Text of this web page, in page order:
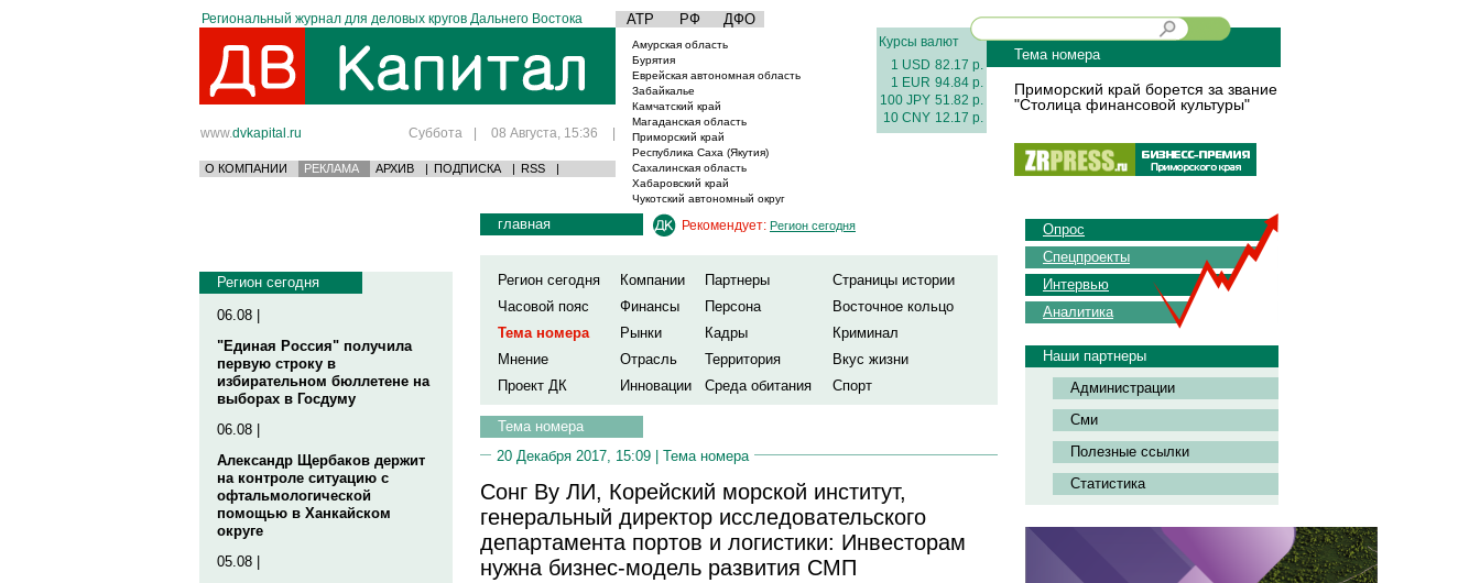
Региональный журнал для деловых кругов Дальнего Востока АТР РФ ДФО
www.dvkapital.ru Суббота | 08 Августа, 15:36 |
О КОМПАНИИ РЕКЛАМА АРХИВ | ПОДПИСКА | RSS |
Амурская область
Бурятия
Еврейская автономная область
Забайкалье
Камчатский край
Магаданская область
Приморский край
Республика Саха (Якутия)
Сахалинская область
Хабаровский край
Чукотский автономный округ
Курсы валют
1 USD 82.17 р.
1 EUR 94.84 р.
100 JPY 51.82 р.
10 CNY 12.17 р.
Тема номера
Приморский край борется за звание
"Столица финансовой культуры"
Регион сегодня
06.08 |
"Единая Россия" получила
первую строку в
избирательном бюллетене на
выборах в Госдуму
06.08 |
Александр Щербаков держит
на контроле ситуацию с
офтальмологической
помощью в Ханкайском
округе
05.08 |
главная Рекомендует: Регион сегодня
Регион сегодня Компании Партнеры
Страницы истории
Часовой пояс
Финансы Персона
Восточное кольцо
Тема номера
Рынки Кадры
Криминал
Мнение
Отрасль Территория
Вкус жизни
Проект ДК
Инновации Среда обитания Спорт
Тема номера
20 Декабря 2017, 15:09 | Тема номера
Сонг Ву ЛИ, Корейский морской институт,
генеральный директор исследовательского
департамента портов и логистики: Инвесторам
нужна бизнес-модель развития СМП
Опрос
Спецпроекты
Интервью
Аналитика
Наши партнеры
Администрации
Сми
Полезные ссылки
Статистика